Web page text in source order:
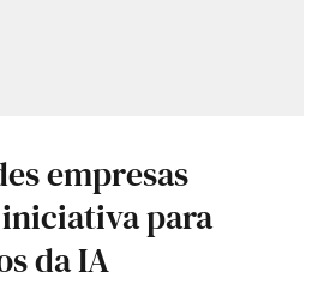
empresas
para
da IA